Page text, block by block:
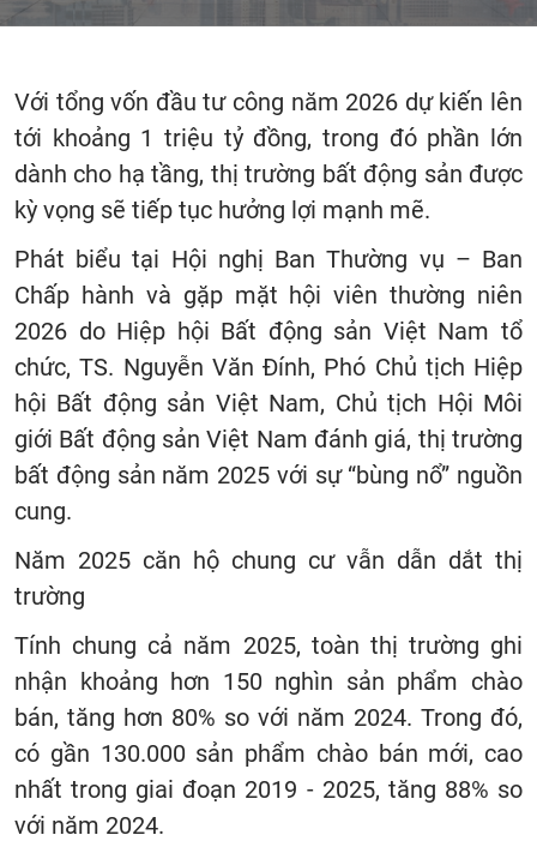
Với tổng vốn đầu tư công năm 2026 dự kiến lên
tới khoảng 1 triệu tỷ đồng, trong đó phần lớn
dành cho hạ tầng, thị trường bất động sản được
kỳ vọng sẽ tiếp tục hưởng lợi mạnh mẽ.
Phát biểu tại Hội nghị Ban Thường vụ – Ban
Chấp hành và gặp mặt hội viên thường niên
2026 do Hiệp hội Bất động sản Việt Nam tổ
chức, TS. Nguyễn Văn Đính, Phó Chủ tịch Hiệp
hội Bất động sản Việt Nam, Chủ tịch Hội Môi
giới Bất động sản Việt Nam đánh giá, thị trường
bất động sản năm 2025 với sự “bùng nổ” nguồn
cung.
Năm 2025 căn hộ chung cư vẫn dẫn dắt thị
trường
Tính chung cả năm 2025, toàn thị trường ghi
nhận khoảng hơn 150 nghìn sản phẩm chào
bán, tăng hơn 80% so với năm 2024. Trong đó,
có gần 130.000 sản phẩm chào bán mới, cao
nhất trong giai đoạn 2019 - 2025, tăng 88% so
với năm 2024.